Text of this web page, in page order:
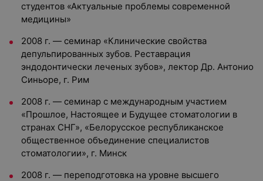
студентов «Актуальные проблемы современной
медицины»
2008 г. — семинар «Клинические свойства
депульпированных зубов. Реставрация
эндодонтически леченых зубов», лектор Др. Антонио
Синьоре, г. Рим
2008 г. — семинар с международным участием
«Прошлое, Настоящее и Будущее стоматологии в
странах СНГ», «Белорусское республиканское
общественное объединение специалистов
стоматологии», г. Минск
2008 г. — переподготовка на уровне высшего